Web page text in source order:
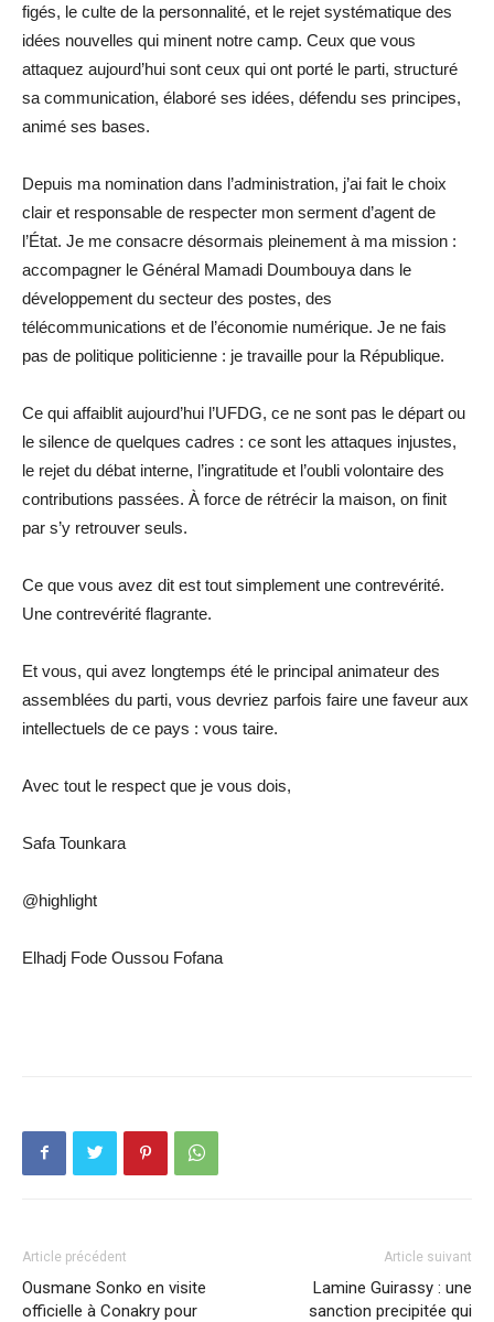
figés, le culte de la personnalité, et le rejet systématique des
idées nouvelles qui minent notre camp. Ceux que vous
attaquez aujourd’hui sont ceux qui ont porté le parti, structuré
sa communication, élaboré ses idées, défendu ses principes,
animé ses bases.
Depuis ma nomination dans l’administration, j’ai fait le choix
clair et responsable de respecter mon serment d’agent de
l’État. Je me consacre désormais pleinement à ma mission :
accompagner le Général Mamadi Doumbouya dans le
développement du secteur des postes, des
télécommunications et de l’économie numérique. Je ne fais
pas de politique politicienne : je travaille pour la République.
Ce qui affaiblit aujourd’hui l’UFDG, ce ne sont pas le départ ou
le silence de quelques cadres : ce sont les attaques injustes,
le rejet du débat interne, l’ingratitude et l’oubli volontaire des
contributions passées. À force de rétrécir la maison, on finit
par s’y retrouver seuls.
Ce que vous avez dit est tout simplement une contrevérité.
Une contrevérité flagrante.
Et vous, qui avez longtemps été le principal animateur des
assemblées du parti, vous devriez parfois faire une faveur aux
intellectuels de ce pays : vous taire.
Avec tout le respect que je vous dois,
Safa Tounkara
@highlight
Elhadj Fode Oussou Fofana
Article précédent
Ousmane Sonko en visite
officielle à Conakry pour
Article suivant
Lamine Guirassy : une
sanction precipitée qui